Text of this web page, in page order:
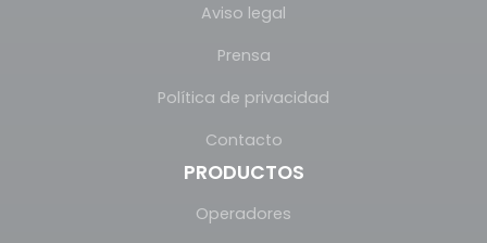
Aviso legal
Prensa
Política de privacidad
Contacto
PRODUCTOS
Operadores